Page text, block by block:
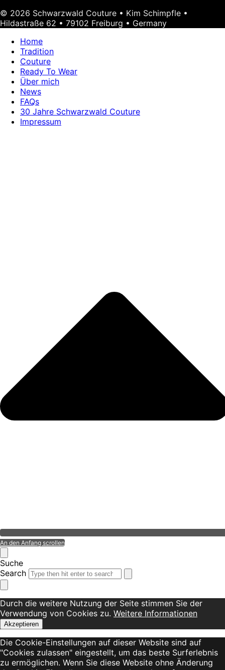
© 2026 Schwarzwald Couture • Kim Schimpfle •
Hildastraße 62 • 79102 Freiburg • Germany
Home
Tradition
Couture
Ready To Wear
Über mich
News
FAQs
30 Jahre Schwarzwald Couture
Impressum
An den Anfang scrollen
Suche
Search
Durch die weitere Nutzung der Seite stimmen Sie der
Verwendung von Cookies zu. Weitere Informationen
Akzeptieren
Die Cookie-Einstellungen auf dieser Website sind auf
"Cookies zulassen" eingestellt, um das beste Surferlebnis
zu ermöglichen. Wenn Sie diese Website ohne Änderung